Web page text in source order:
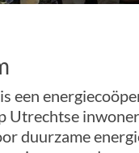
een
Utrechtse
duurzame